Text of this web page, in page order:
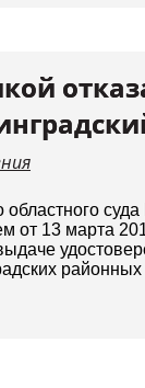
суда
от 13 марта